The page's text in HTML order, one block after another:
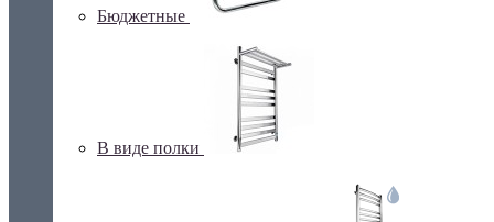
Бюджетные
В виде полки